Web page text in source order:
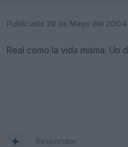
Publicado 28 de Mayo del 2004
Real como la vida misma.
Responder